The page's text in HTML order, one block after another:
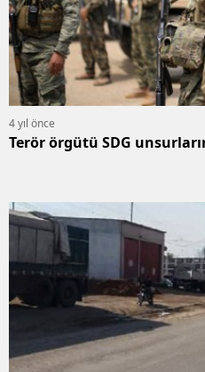
4 yıl önce
Terör örgütü SDG